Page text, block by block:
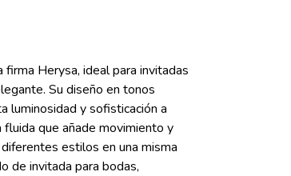
Herysa, ideal para invitadas
Su diseño en tonos
luminosidad y sofisticación a
fluida que añade movimiento y
estilos en una misma
de invitada para bodas,